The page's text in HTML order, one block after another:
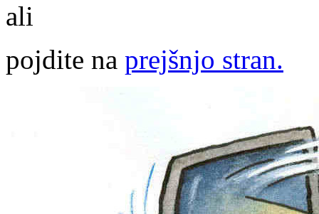
ali
pojdite na prejšnjo stran.